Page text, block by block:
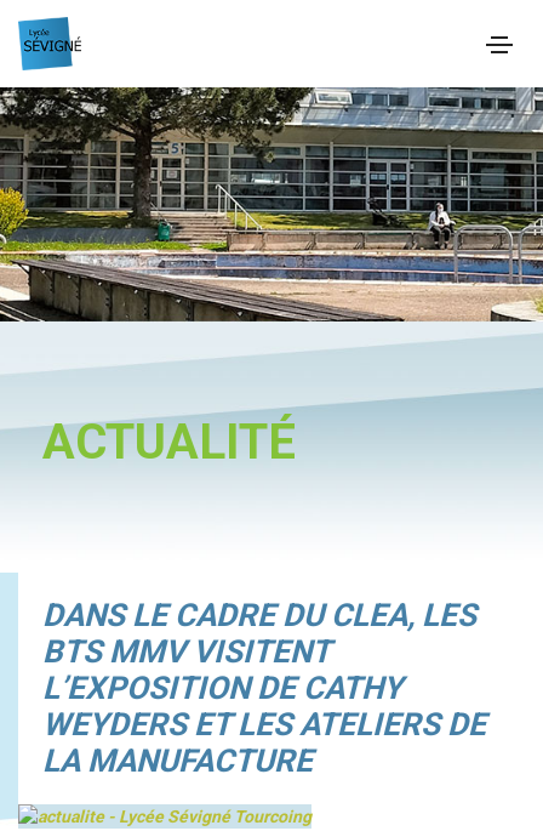
ACTUALITÉ
DANS LE CADRE DU CLEA, LES
BTS MMV VISITENT
L’EXPOSITION DE CATHY
WEYDERS ET LES ATELIERS DE
LA MANUFACTURE